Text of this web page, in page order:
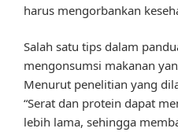
harus mengorbankan
Salah satu tips dalam
mengonsumsi makanan
Menurut penelitian yang
“Serat dan protein dapat
lebih lama, sehingga